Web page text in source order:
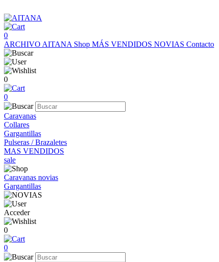
0
ARCHIVO AITANA Shop MÁS VENDIDOS NOVIAS Contacto
0
0
Caravanas
Collares
Gargantillas
Pulseras / Brazaletes
MAS VENDIDOS
sale
Caravanas novias
Gargantillas
Acceder
0
0